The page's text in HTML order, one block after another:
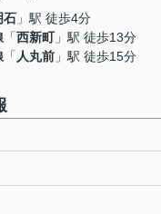
石 」駅 徒歩4分
「西新町」駅 徒歩13分
「 人丸前 」駅 徒歩15分